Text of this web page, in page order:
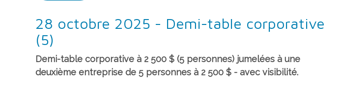
28 octobre 2025 - Demi-table corporative
(5)
Demi-table corporative à 2 500 $ (5 personnes) jumelées à une
deuxième entreprise de 5 personnes à 2 500 $ - avec visibilité.